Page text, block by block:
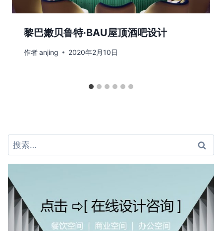
黎巴嫩贝鲁特·BAU屋顶酒吧设计
作者anjing 2020年2月10日
搜
索：